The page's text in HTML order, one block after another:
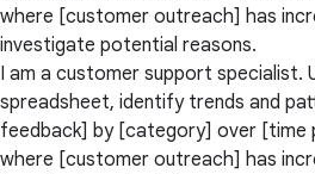
where [customer outreach] has
investigate potential reasons.
I am a customer support specialist.
spreadsheet, identify trends and
feedback] by [category] over [time
where [customer outreach] has